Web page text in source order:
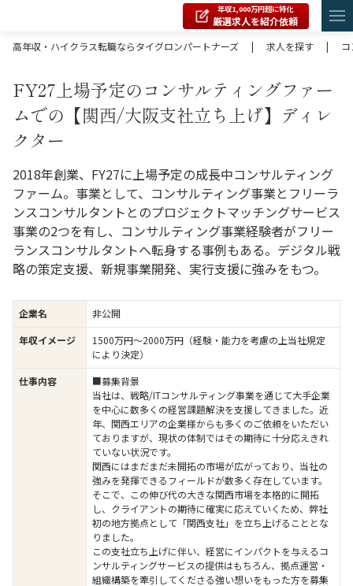
年収1,000万円超に特化
厳選求人を紹介依頼
高年収・ハイクラス転職ならタイグロンパートナーズ
| 求人を探す |
FY27上場予定のコンサルティングファー
ムでの【関西/大阪支社立ち上げ】ディレ
クター
2018年創業、FY27に上場予定の成長中コンサルティング
ファーム。事業として、コンサルティング事業とフリーラ
ンスコンサルタントとのプロジェクトマッチングサービス
事業の2つを有し、コンサルティング事業経験者がフリー
ランスコンサルタントへ転身する事例もある。デジタル戦
略の策定支援、新規事業開発、実行支援に強みをもつ。
企業名
非公開
年収イメージ
1500万円〜2000万円（経験・能力を考慮の上当社規定
により決定）
仕事内容
■募集背景
当社は、戦略/ITコンサルティング事業を通じて大手企業
を中心に数多くの経営課題解決を支援してきました。近
年、関西エリアの企業様からも多くのご依頼をいただい
ておりますが、現状の体制ではその期待に十分応えきれ
ていない状況です。
関西にはまだまだ未開拓の市場が広がっており、当社の
強みを発揮できるフィールドが数多く存在しています。
そこで、この伸び代の大きな関西市場を本格的に開拓
し、クライアントの期待に確実に応えていくため、弊社
初の地方拠点として「関西支社」を立ち上げることとな
りました。
この支社立ち上げに伴い、経営にインパクトを与えるコ
ンサルティングサービスの提供はもちろん、拠点運営・
組織構築を牽引してくださる強い想いをもった方を募集